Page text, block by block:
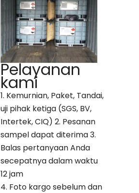
Pelayanan
kami
1. Kemurnian, Paket, Tandai,
uji pihak ketiga (SGS, BV,
Intertek, CIQ) 2. Pesanan
sampel dapat diterima 3.
Balas pertanyaan Anda
secepatnya dalam waktu
12 jam
4. Foto kargo sebelum dan